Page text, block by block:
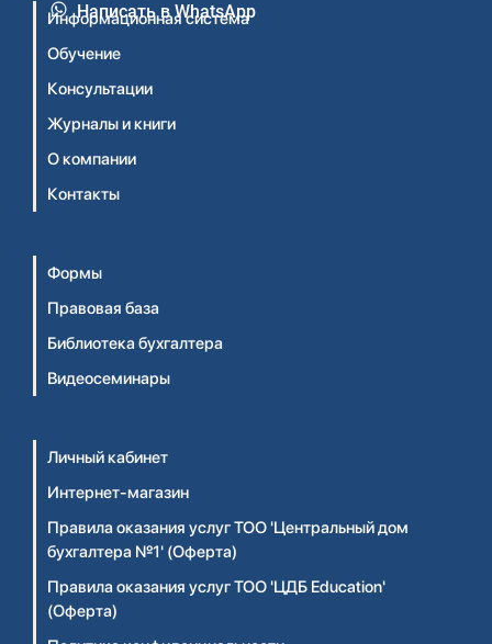
Написать в WhatsApp
Информационная система
Обучение
Консультации
Журналы и книги
О компании
Контакты
Формы
Правовая база
Библиотека бухгалтера
Видеосеминары
Личный кабинет
Интернет-магазин
Правила оказания услуг ТОО 'Центральный дом
бухгалтера №1' (Оферта)
Правила оказания услуг ТОО 'ЦДБ Education'
(Оферта)